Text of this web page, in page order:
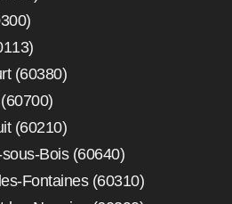
(60380)
(60210)
Bois (60640)
Fontaines (60310)